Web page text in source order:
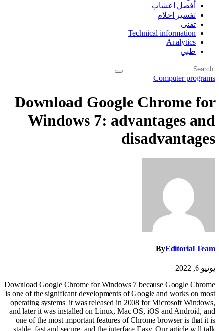
أفضل اعشاب
تفسير احلام
تقنى
Technical information
Analytics
طبي
Computer programs
Download Google Chrome for
Windows 7: advantages and
disadvantages
ByEditorial Team
يونيو 6, 2022
Download Google Chrome for Windows 7 because Google Chrome
is one of the significant developments of Google and works on most
operating systems; it was released in 2008 for Microsoft Windows,
and later it was installed on Linux, Mac OS, iOS and Android, and
one of the most important features of Chrome browser is that it is
stable, fast and secure, and the interface Easy. Our article will talk